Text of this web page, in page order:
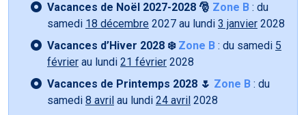
Vacances de Noël 2027-2028 🎅 Zone B : du
samedi 18 décembre 2027 au lundi 3 janvier 2028
Vacances d’Hiver 2028 ❄️ Zone B : du samedi 5
février au lundi 21 février 2028
Vacances de Printemps 2028 🌷 Zone B : du
samedi 8 avril au lundi 24 avril 2028